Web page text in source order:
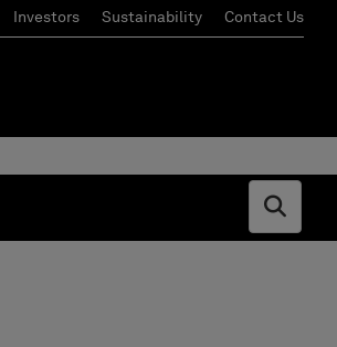
Investors Sustainability Contact Us
Open